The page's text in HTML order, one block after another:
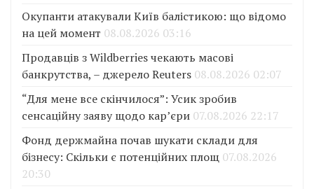
Окупанти атакували Київ балістикою: що відомо
на цей момент 08.08.2026 03:16
Продавців з Wildberries чекають масові
банкрутства, – джерело Reuters 08.08.2026 02:07
“Для мене все скінчилося”: Усик зробив
сенсаційну заяву щодо кар’єри 07.08.2026 22:17
Фонд держмайна почав шукати склади для
бізнесу: Скільки є потенційних площ 07.08.2026
20:30